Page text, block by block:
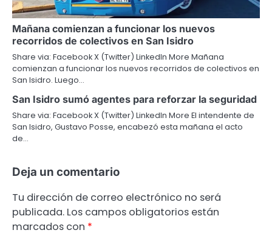
Mañana comienzan a funcionar los nuevos
recorridos de colectivos en San Isidro
Share via: Facebook X (Twitter) LinkedIn More Mañana
comienzan a funcionar los nuevos recorridos de colectivos en
San Isidro. Luego…
San Isidro sumó agentes para reforzar la seguridad
Share via: Facebook X (Twitter) LinkedIn More El intendente de
San Isidro, Gustavo Posse, encabezó esta mañana el acto
de…
Deja un comentario
Tu dirección de correo electrónico no será
publicada. Los campos obligatorios están
marcados con *